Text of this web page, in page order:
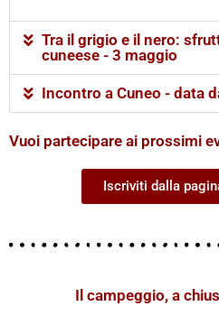
Tra il grigio e il nero:
cuneese - 3 maggio
Incontro a Cuneo - data
Vuoi partecipare ai prossimi
Iscriviti dalla
Il campeggio, a